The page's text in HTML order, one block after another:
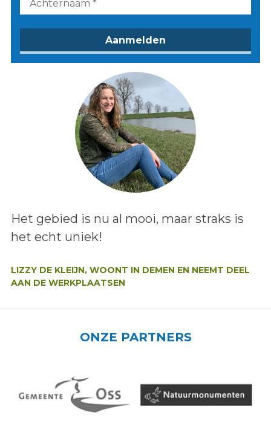
Lees het bericht:
Het gebied is nu al mooi, maar straks is
het echt uniek!
LIZZY DE KLEIJN, WOONT IN DEMEN EN NEEMT DEEL
AAN DE WERKPLAATSEN
ONZE PARTNERS